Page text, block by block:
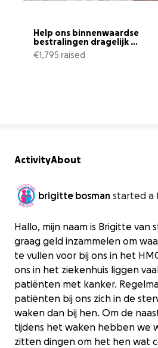
Help ons binnenwaardse
bestralingen dragelijk
temaken
€1,795 raised
ActivityAbout
brigitte bosman started a
Hallo, mijn naam is Brigitte van
graag geld inzammelen om
te vullen voor bij ons in het
ons in het ziekenhuis liggen
patiënten met kanker.
patiënten bij ons zich in de
waken dan bij hen. Om de
tijdens het waken hebben we
zitten dingen om het hen wat